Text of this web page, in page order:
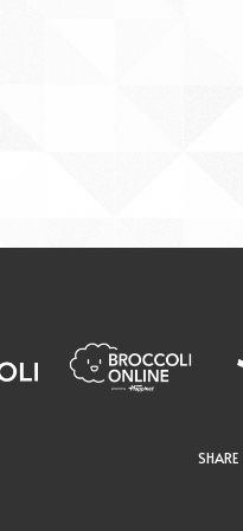
SHARE